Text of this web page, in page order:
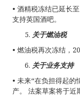
• 酒精税冻结已延长
支持英国酒吧。
关于燃油税
• 燃油税再次冻结，
关于业务支持
• 未来“在负担得起的
产。 法案草案将于近